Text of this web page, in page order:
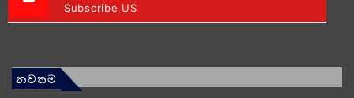
Subscribe US
නවතම